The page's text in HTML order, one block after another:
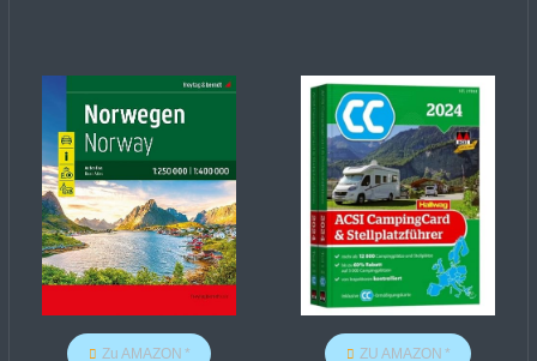
Zu AMAZON ZU AMAZON